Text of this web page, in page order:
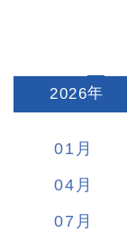
2026:
01
04
07